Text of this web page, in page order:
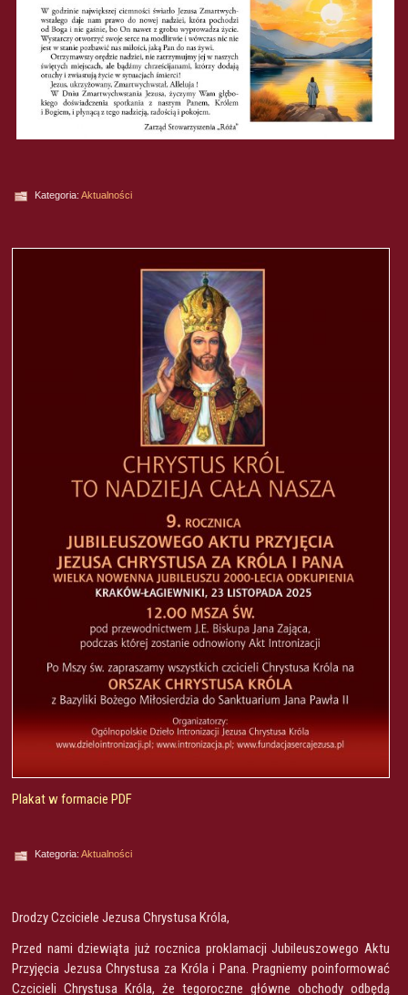
Kategoria: Aktualności
Plakat w formacie PDF
Kategoria: Aktualności
Drodzy Czciciele Jezusa Chrystusa Króla,
Przed nami dziewiąta już rocznica proklamacji Jubileuszowego Aktu
Przyjęcia Jezusa Chrystusa za Króla i Pana. Pragniemy poinformować
Czcicieli Chrystusa Króla, że tegoroczne główne obchody odbędą